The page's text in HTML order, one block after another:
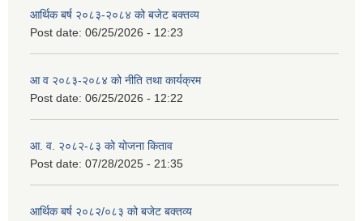
आर्थिक बर्ष २०८३-२०८४ को बजेट बक्तव्य
Post date: 06/25/2026 - 12:23
आ व २०८३-२०८४ को नीति तथा कार्यक्रम
Post date: 06/25/2026 - 12:22
आ. व. २०८२-८३ को योजना किताव
Post date: 07/28/2025 - 21:35
आर्थिक बर्ष २०८२/०८३ को बजेट बक्तव्य